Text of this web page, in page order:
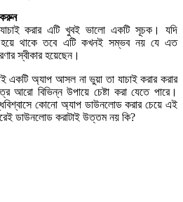
করুন
করার এটি খুবই ভালো একটি সূচক। যদি
হয়ে থাকে তবে এটি কখনই সম্ভব নয় যে এত
স্বীকার হয়েছেন।
একটি অ্যাপ আসল না ভুয়া তা যাচাই করার করার
বিভিন্ন উপায়ে চেষ্টা করা যেতে পারে।
কোনো অ্যাপ ডাউনলোড করার চেয়ে এই
ডাউনলোড করাটাই উত্তম নয় কি?